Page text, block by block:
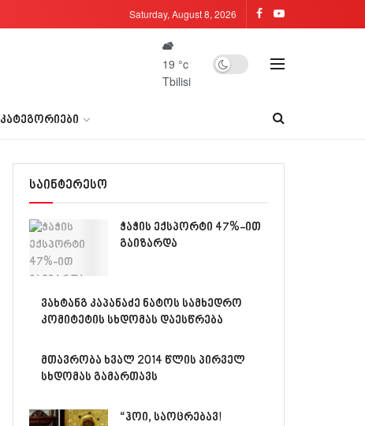
Saturday, August 8, 2026
19 °c
Tbilisi
ᲙᲐᲢᲔᲒᲝᲠᲘᲔᲑᲘ
საინტერესო
ჭაჭის ექსპორტი 47%-ით
გაიზარდა
ვახტანგ კაპანაძე ნატოს სამხედრო
კომიტეტის სხდომას დაესწრება
მთავრობა ხვალ 2014 წლის პირველ
სხდომას გამართავს
“ჰოი, საოცრებავ!